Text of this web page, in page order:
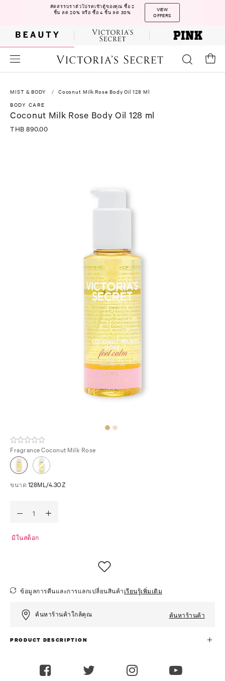
คัดสรรบราตัวโปรดเข้าตู้ของคุณ ซื้อ 2
ชิ้น ลด 20% หรือ ซื้อ 4 ชิ้น ลด 30%
VIEW
OFFERS
MIST & BODY
Coconut Milk Rose Body Oil 128 Ml
BODY CARE
Coconut Milk Rose Body Oil 128 ml
THB 890.00
Fragrance Coconut Milk Rose
ขนาด 128ML/4.3OZ
มีในสต็อก
ข้อมูลการคืนและการแลกเปลี่ยนสินค้า เรียนรู้เพิ่มเติม
ค้นหาร้านค้าใกล้คุณ ค้นหาร้านค้า
PRODUCT DESCRIPTION